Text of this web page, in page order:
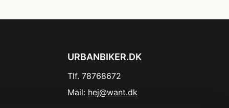
URBANBIKER.DK
Tlf. 78768672
Mail: hej@want.dk